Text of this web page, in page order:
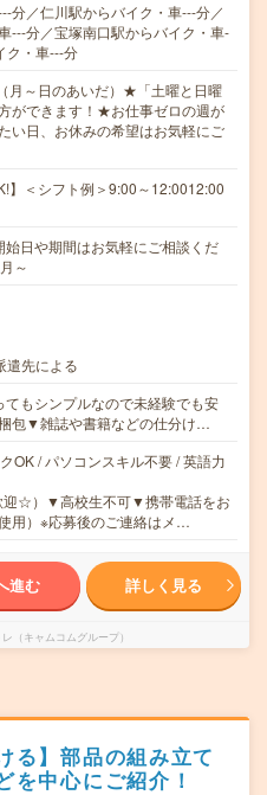
分／仁川駅からバイク・車---分／
---分／宝塚南口駅からバイク・車-
ク・車---分
月～日のあいだ）★「土曜と日曜
ができます！★お仕事ゼロの週が
い日、お休みの希望はお気軽にご
】＜シフト例＞9:00～12:0012:00
日や期間はお気軽にご相談くだ
～
遣先による
もシンプルなので未経験でも安
包▼雑誌や書籍などの仕分け…
OK / パソコンスキル不要 / 英語力
迎☆）▼高校生不可▼携帯電話をお
用）※応募後のご連絡はメ…
進む 詳しく見る
（キャムコムグループ）
る】部品の組み立て
を中心にご紹介！